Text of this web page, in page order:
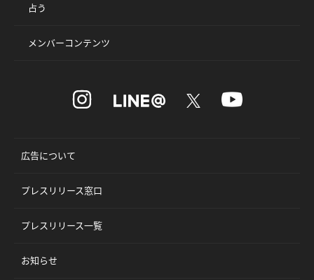
占う
メンバーコンテンツ
広告について
プレスリリース窓口
プレスリリース一覧
お知らせ